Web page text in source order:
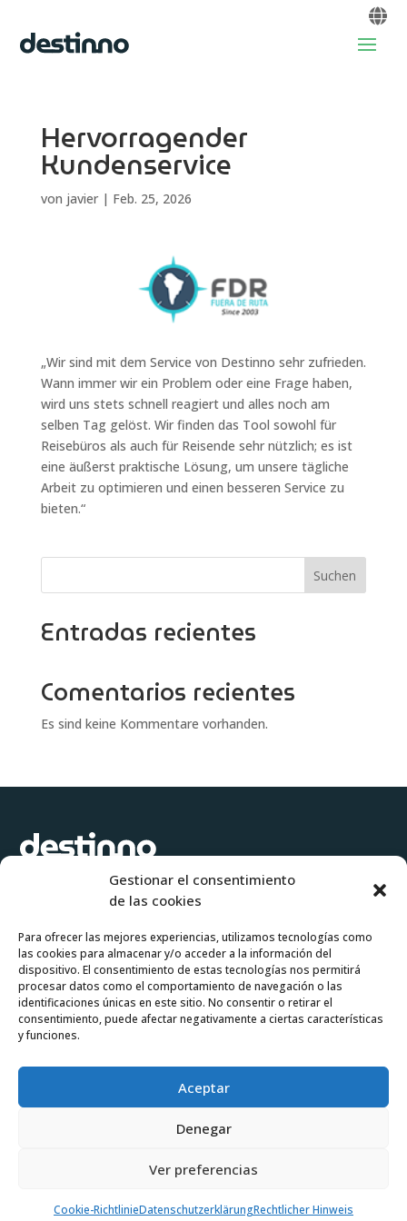
Gestionar el consentimiento
de las cookies
Para ofrecer las mejores experiencias, utilizamos tecnologías como
las cookies para almacenar y/o acceder a la información del
dispositivo. El consentimiento de estas tecnologías nos permitirá
procesar datos como el comportamiento de navegación o las
identificaciones únicas en este sitio. No consentir o retirar el
consentimiento, puede afectar negativamente a ciertas características
y funciones.
Aceptar
Denegar
Ver preferencias
Cookie-RichtlinieDatenschutzerklärungRechtlicher Hinweis
Hervorragender
Kundenservice
von javier| Feb. 25, 2026
„Wir sind mit dem Service von Destinno sehr zufrieden.
Wann immer wir ein Problem oder eine Frage haben,
wird uns stets schnell reagiert und alles noch am
selben Tag gelöst. Wir finden das Tool sowohl für
Reisebüros als auch für Reisende sehr nützlich; es ist
eine äußerst praktische Lösung, um unsere tägliche
Arbeit zu optimieren und einen besseren Service zu
bieten.“
Suchen
Entradas recientes
Comentarios recientes
Es sind keine Kommentare vorhanden.
Software para crear propuestas de viaje e itinerarios a medida de
forma ágil y flexible.
Pruébalo gratis Pide tu demo
Login operadores
de privacidad
Política de Cookies